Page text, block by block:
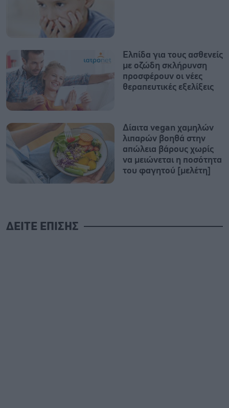
Ελπίδα για τους ασθενείς
με οζώδη σκλήρυνση
προσφέρουν οι νέες
θεραπευτικές εξελίξεις
Δίαιτα vegan χαμηλών
λιπαρών βοηθά στην
απώλεια βάρους χωρίς
να μειώνεται η ποσότητα
του φαγητού [μελέτη]
ΔΕΙΤΕ ΕΠΙΣΗΣ